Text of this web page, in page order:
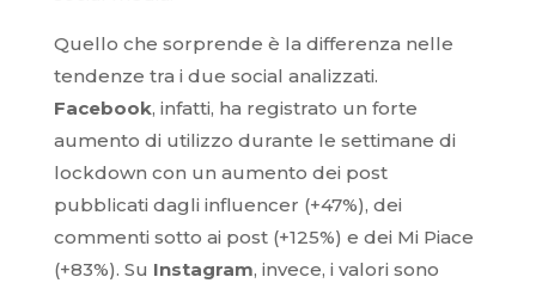
Quello che sorprende è la differenza nelle
tendenze tra i due social analizzati.
Facebook, infatti, ha registrato un forte
aumento di utilizzo durante le settimane di
lockdown con un aumento dei post
pubblicati dagli influencer (+47%), dei
commenti sotto ai post (+125%) e dei Mi Piace
(+83%). Su Instagram, invece, i valori sono